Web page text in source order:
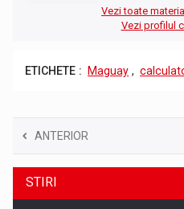
Vezi toate
Vezi profilul
ETICHETE : Maguay ,
ANTERIOR
STIRI